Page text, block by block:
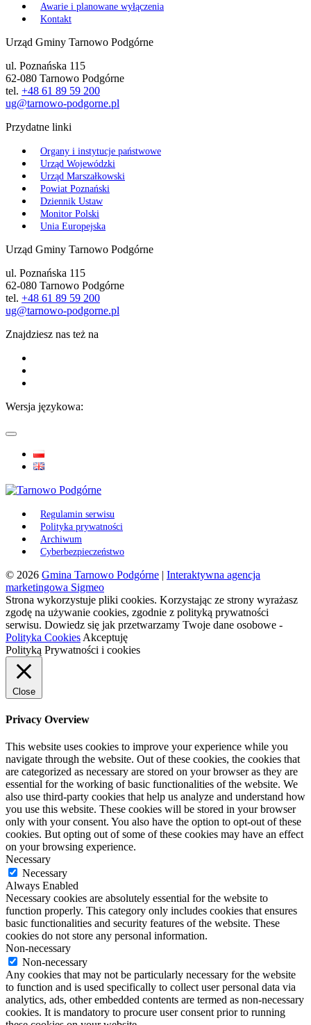
Awarie i planowane wyłączenia
Kontakt
Urząd Gminy Tarnowo Podgórne
ul. Poznańska 115
62-080 Tarnowo Podgórne
tel. +48 61 89 59 200
ug@tarnowo-podgorne.pl
Przydatne linki
Organy i instytucje państwowe
Urząd Wojewódzki
Urząd Marszałkowski
Powiat Poznański
Dziennik Ustaw
Monitor Polski
Unia Europejska
Urząd Gminy Tarnowo Podgórne
ul. Poznańska 115
62-080 Tarnowo Podgórne
tel. +48 61 89 59 200
ug@tarnowo-podgorne.pl
Znajdziesz nas też na
Wersja językowa:
Regulamin serwisu
Polityka prywatności
Archiwum
Cyberbezpieczeństwo
© 2026 Gmina Tarnowo Podgórne | Interaktywna agencja
marketingowa Sigmeo
Strona wykorzystuje pliki cookies. Korzystając ze strony wyrażasz
zgodę na używanie cookies, zgodnie z polityką prywatności
serwisu. Dowiedz się jak przetwarzamy Twoje dane osobowe -
Polityka Cookies Akceptuję
Polityką Prywatności i cookies
Close
Privacy Overview
This website uses cookies to improve your experience while you
navigate through the website. Out of these cookies, the cookies that
are categorized as necessary are stored on your browser as they are
essential for the working of basic functionalities of the website. We
also use third-party cookies that help us analyze and understand how
you use this website. These cookies will be stored in your browser
only with your consent. You also have the option to opt-out of these
cookies. But opting out of some of these cookies may have an effect
on your browsing experience.
Necessary
Necessary
Always Enabled
Necessary cookies are absolutely essential for the website to
function properly. This category only includes cookies that ensures
basic functionalities and security features of the website. These
cookies do not store any personal information.
Non-necessary
Non-necessary
Any cookies that may not be particularly necessary for the website
to function and is used specifically to collect user personal data via
analytics, ads, other embedded contents are termed as non-necessary
cookies. It is mandatory to procure user consent prior to running